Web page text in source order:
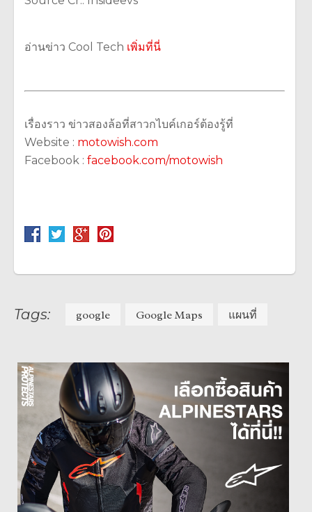
อ่านข่าว Cool Tech เพิ่มที่นี่
เรื่องราว ข่าวสองล้อที่สาวกไบค์เกอร์ต้องรู้ที่
Website : motowish.com
Facebook : facebook.com/motowish
Tags: google Google Maps แผนที่